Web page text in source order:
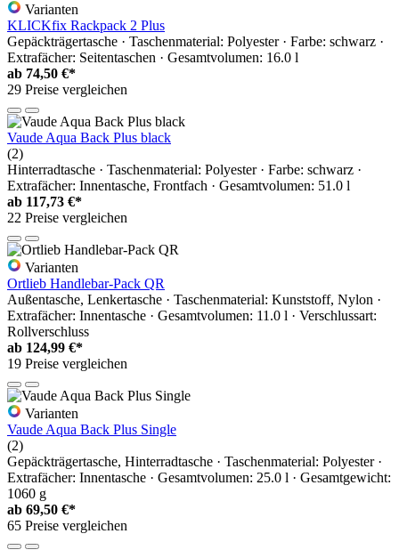
Varianten
KLICKfix Rackpack 2 Plus
Gepäckträgertasche · Taschenmaterial: Polyester · Farbe: schwarz ·
Extrafächer: Seitentaschen · Gesamtvolumen: 16.0 l
ab 74,50 €*
29 Preise vergleichen
Vaude Aqua Back Plus black
(2)
Hinterradtasche · Taschenmaterial: Polyester · Farbe: schwarz ·
Extrafächer: Innentasche, Frontfach · Gesamtvolumen: 51.0 l
ab 117,73 €*
22 Preise vergleichen
Varianten
Ortlieb Handlebar-Pack QR
Außentasche, Lenkertasche · Taschenmaterial: Kunststoff, Nylon ·
Extrafächer: Innentasche · Gesamtvolumen: 11.0 l · Verschlussart:
Rollverschluss
ab 124,99 €*
19 Preise vergleichen
Varianten
Vaude Aqua Back Plus Single
(2)
Gepäckträgertasche, Hinterradtasche · Taschenmaterial: Polyester ·
Extrafächer: Innentasche · Gesamtvolumen: 25.0 l · Gesamtgewicht:
1060 g
ab 69,50 €*
65 Preise vergleichen